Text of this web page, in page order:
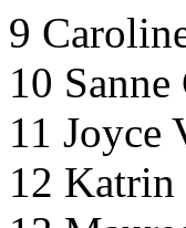
9
10
11 Joyce
12